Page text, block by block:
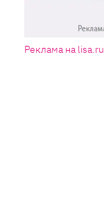
Реклама на lisa.ru